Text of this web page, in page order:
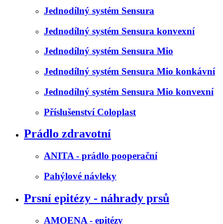
Jednodílný systém Sensura
Jednodílný systém Sensura konvexní
Jednodílný systém Sensura Mio
Jednodílný systém Sensura Mio konkávní
Jednodílný systém Sensura Mio konvexní
Příslušenství Coloplast
Prádlo zdravotní
ANITA - prádlo pooperační
Pahýlové návleky
Prsní epitézy - náhrady prsů
AMOENA - epitézy